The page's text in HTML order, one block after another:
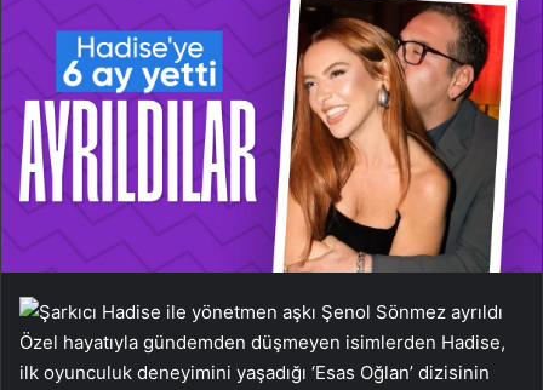
Özel hayatıyla gündemden düşmeyen isimlerden Hadise,
ilk oyunculuk deneyimini yaşadığı ‘Esas Oğlan’ dizisinin